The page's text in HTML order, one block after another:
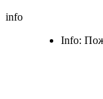
info
Info: